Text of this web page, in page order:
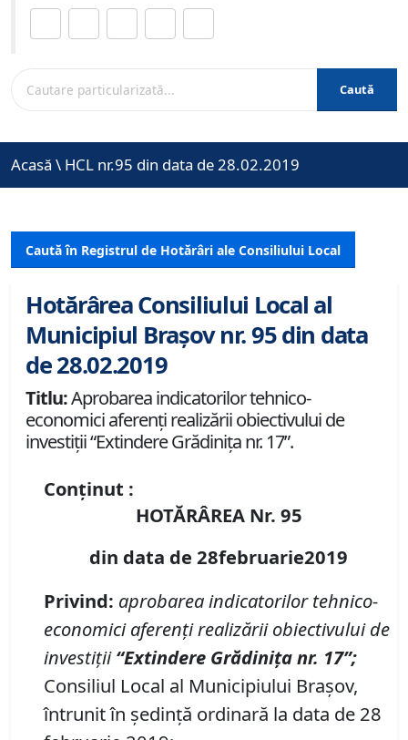
Caută
Acasă \ HCL nr.95 din data de 28.02.2019
Caută în Registrul de Hotărâri ale Consiliului Local
Hotărârea Consiliului Local al
Municipiul Brașov nr. 95 din data
de 28.02.2019
Titlu:Aprobarea indicatorilor tehnico-
economici aferenţi realizării obiectivului de
investiţii “Extindere Grădiniţa nr. 17”.
Conținut :
HOTĂRÂREA Nr. 95
din data de 28februarie2019
Privind: aprobarea indicatorilor tehnico-
economici aferenţi realizării obiectivului de
investiţii“Extindere Grădiniţa nr. 17”;
Consiliul Local al Municipiului Braşov,
întrunit în şedinţă ordinară la data de 28